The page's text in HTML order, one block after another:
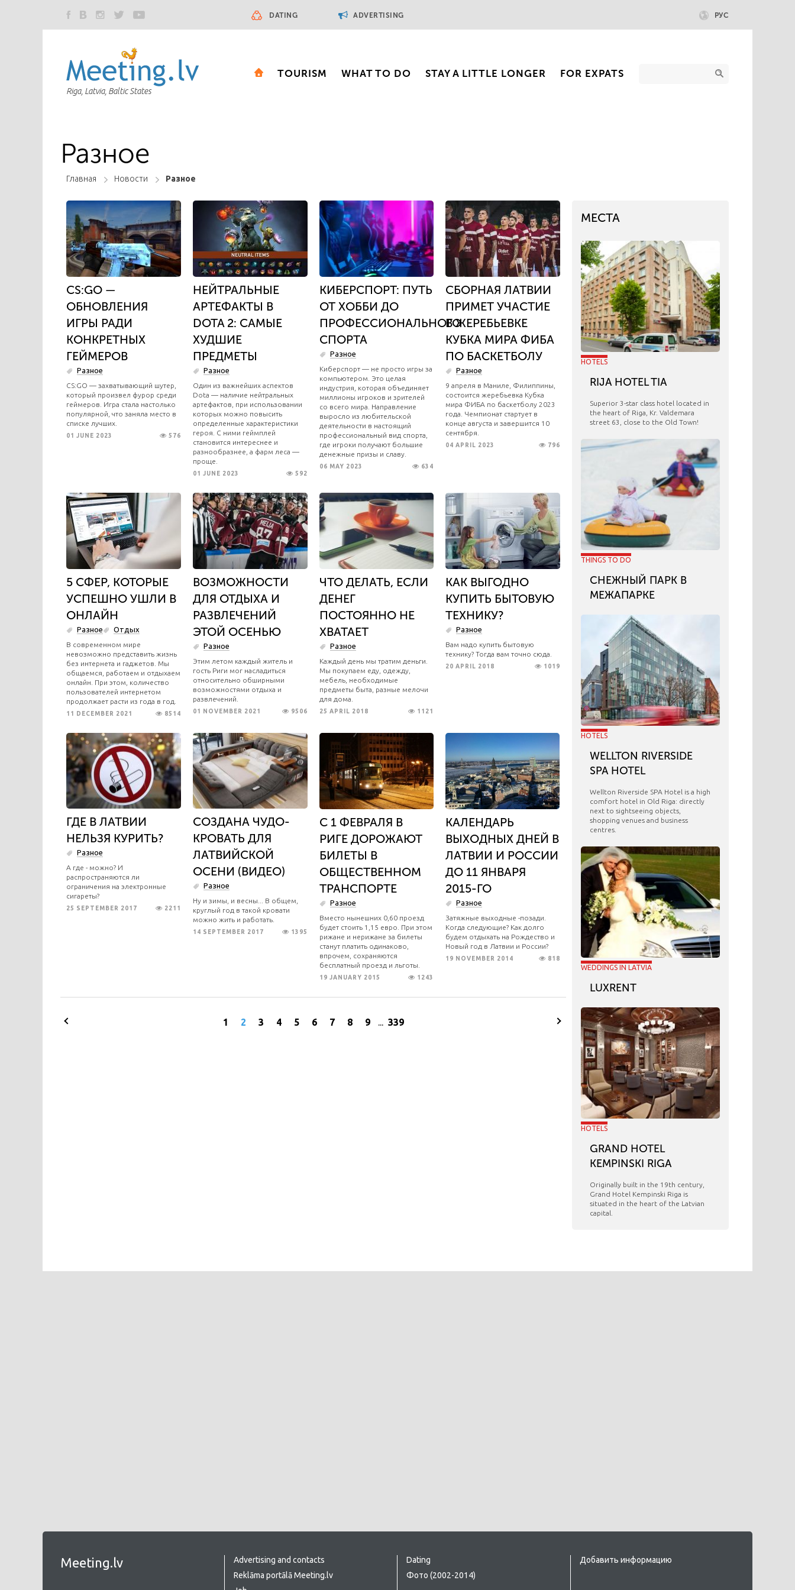
DATING ADVERTISING РУС
Riga, Latvia, Baltic States
TOURISM WHAT TO DO STAY A LITTLE LONGER FOR EXPATS
Разное
Главная Новости Разное
CS:GO —
ОБНОВЛЕНИЯ
ИГРЫ РАДИ
КОНКРЕТНЫХ
ГЕЙМЕРОВ
Разное
​CS:GO — захватывающий шутер,
который произвел фурор среди
геймеров. Игра стала настолько
популярной, что заняла место в
списке лучших.
01 JUNE 2023 576
НЕЙТРАЛЬНЫЕ
АРТЕФАКТЫ В
DOTA 2: САМЫЕ
ХУДШИЕ
ПРЕДМЕТЫ
Разное
Один из важнейших аспектов
Dota — наличие нейтральных
артефактов, при использовании
которых можно повысить
определенные характеристики
героя. С ними геймплей
становится интереснее и
разнообразнее, а фарм леса —
проще.
01 JUNE 2023 592
КИБЕРСПОРТ: ПУТЬ
ОТ ХОББИ ДО
ПРОФЕССИОНАЛЬНОГО
СПОРТА
Разное
​Киберспорт — не просто игры за
компьютером. Это целая
индустрия, которая объединяет
миллионы игроков и зрителей
со всего мира. Направление
выросло из любительской
деятельности в настоящий
профессиональный вид спорта,
где игроки получают большие
денежные призы и славу.
06 MAY 2023 634
СБОРНАЯ ЛАТВИИ
ПРИМЕТ УЧАСТИЕ
В ЖЕРЕБЬЕВКЕ
КУБКА МИРА ФИБА
ПО БАСКЕТБОЛУ
Разное
9 апреля в Маниле, Филиппины,
состоится жеребьевка Кубка
мира ФИБА по баскетболу 2023
года. Чемпионат стартует в
конце августа и завершится 10
сентября.
04 APRIL 2023 796
5 СФЕР, КОТОРЫЕ
УСПЕШНО УШЛИ В
ОНЛАЙН
Разное Отдых
​В современном мире
невозможно представить жизнь
без интернета и гаджетов. Мы
общаемся, работаем и отдыхаем
онлайн. При этом, количество
пользователей интернетом
продолжает расти из года в год.
11 DECEMBER 2021 8514
ВОЗМОЖНОСТИ
ДЛЯ ОТДЫХА И
РАЗВЛЕЧЕНИЙ
ЭТОЙ ОСЕНЬЮ
Разное
Этим летом каждый житель и
гость Риги мог насладиться
относительно обширными
возможностями отдыха и
развлечений.
01 NOVEMBER 2021 9506
​ЧТО ДЕЛАТЬ, ЕСЛИ
ДЕНЕГ
ПОСТОЯННО НЕ
ХВАТАЕТ
Разное
Каждый день мы тратим деньги.
Мы покупаем еду, одежду,
мебель, необходимые
предметы быта, разные мелочи
для дома.
25 APRIL 2018 1121
КАК ВЫГОДНО
КУПИТЬ БЫТОВУЮ
ТЕХНИКУ?
Разное
Вам надо купить бытовую
технику? Тогда вам точно сюда.
20 APRIL 2018 1019
ГДЕ В ЛАТВИИ
НЕЛЬЗЯ КУРИТЬ?
Разное
А где - можно? И
распространяются ли
ограничения на электронные
сигареты?
25 SEPTEMBER 2017 2211
СОЗДАНА ЧУДО-
КРОВАТЬ ДЛЯ
ЛАТВИЙСКОЙ
ОСЕНИ (ВИДЕО)
Разное
Ну и зимы, и весны... В общем,
круглый год в такой кровати
можно жить и работать.
14 SEPTEMBER 2017 1395
С 1 ФЕВРАЛЯ В
РИГЕ ДОРОЖАЮТ
БИЛЕТЫ В
ОБЩЕСТВЕННОМ
ТРАНСПОРТЕ
Разное
Вместо нынешних 0,60 проезд
будет стоить 1,15 евро. При этом
рижане и нерижане за билеты
станут платить одинаково,
впрочем, сохраняются
бесплатный проезд и льготы.
19 JANUARY 2015 1243
КАЛЕНДАРЬ
ВЫХОДНЫХ ДНЕЙ В
ЛАТВИИ И РОССИИ
ДО 11 ЯНВАРЯ
2015-ГО
Разное
Затяжные выходные -позади.
Когда следующие? Как долго
будем отдыхать на Рождество и
Новый год в Латвии и России?
19 NOVEMBER 2014 818
1 2 3 4 5 6 7 8 9 ... 339
МЕСТА
HOTELS
RIJA HOTEL TIA
Superior 3-star class hotel located in
the heart of Riga, Kr. Valdemara
street 63, close to the Old Town!
THINGS TO DO
СНЕЖНЫЙ ПАРК В
МЕЖАПАРКЕ
HOTELS
WELLTON RIVERSIDE
SPA HOTEL
Wellton Riverside SPA Hotel is a high
comfort hotel in Old Riga: directly
next to sightseeing objects,
shopping venues and business
centres.
WEDDINGS IN LATVIA
LUXRENT
HOTELS
GRAND HOTEL
KEMPINSKI RIGA
Originally built in the 19th century,
Grand Hotel Kempinski Riga is
situated in the heart of the Latvian
capital.
Meeting.lv
Advertising and contacts
Reklāma portālā Meeting.lv
Dating
Фото (2002-2014)
Добавить информацию